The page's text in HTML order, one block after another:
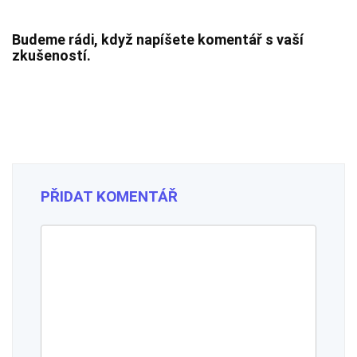
Budeme rádi, když napíšete komentář s vaší
zkušeností.
PŘIDAT KOMENTÁŘ